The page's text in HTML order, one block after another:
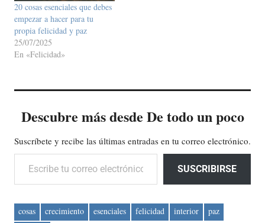
20 cosas esenciales que debes
empezar a hacer para tu
propia felicidad y paz
25/07/2025
En «Felicidad»
Descubre más desde De todo un poco
Suscríbete y recibe las últimas entradas en tu correo electrónico.
Escribe tu correo electrónico…
SUSCRIBIRSE
cosas crecimiento esenciales felicidad interior
paz